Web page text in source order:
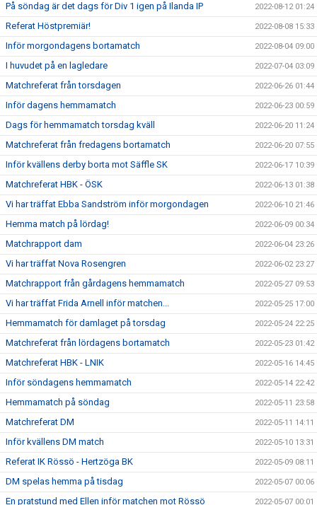
På söndag är det dags för Div 1 igen på Ilanda IP 2022-08-12 01:24
Referat Höstpremiär! 2022-08-08 15:33
Inför morgondagens bortamatch 2022-08-04 09:00
I huvudet på en lagledare 2022-07-04 03:09
Matchreferat från torsdagen 2022-06-26 01:44
Inför dagens hemmamatch 2022-06-23 00:59
Dags för hemmamatch torsdag kväll 2022-06-20 11:24
Matchreferat från fredagens bortamatch 2022-06-20 07:55
Inför kvällens derby borta mot Säffle SK 2022-06-17 10:39
Matchreferat HBK - ÖSK 2022-06-13 01:38
Vi har träffat Ebba Sandström inför morgondagen 2022-06-10 21:46
Hemma match på lördag! 2022-06-09 00:34
Matchrapport dam 2022-06-04 23:26
Vi har träffat Nova Rosengren 2022-06-02 23:27
Matchrapport från gårdagens hemmamatch 2022-05-27 09:53
Vi har träffat Frida Arnell inför matchen... 2022-05-25 17:00
Hemmamatch för damlaget på torsdag 2022-05-24 22:25
Matchreferat från lördagens bortamatch 2022-05-23 01:42
Matchreferat HBK - LNIK 2022-05-16 14:45
Inför söndagens hemmamatch 2022-05-14 22:42
Hemmamatch på söndag 2022-05-11 23:58
Matchreferat DM 2022-05-11 14:11
Inför kvällens DM match 2022-05-10 13:31
Referat IK Rössö - Hertzöga BK 2022-05-09 08:11
DM spelas hemma på tisdag 2022-05-07 00:06
En pratstund med Ellen inför matchen mot Rössö 2022-05-07 00:01